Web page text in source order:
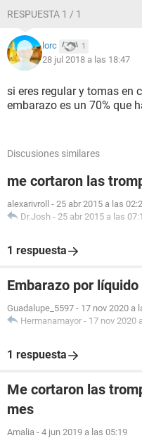
RESPUESTA 1 / 1
lorc 1
28 jul 2018 a las 18:47
si eres regular y tomas en
embarazo es un 70% que
Discusiones similares
me cortaron las
alexarivroll - 25 abr 2015 a las
Dr.Josh - 25 abr 2015 a las
1 respuesta
Embarazo por
Guadalupe_5597 - 17 nov 2020 a
Hermanamayor - 17 nov 2020
1 respuesta
Me cortaron las
mes
Amalia - 4 jun 2019 a las 05:19